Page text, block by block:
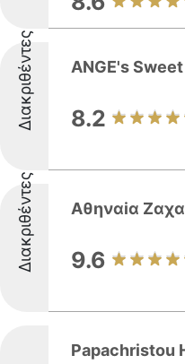
Διακριθέντες ANGE's
8.2
Διακριθέντες Αθηναiα
9.6
Papachristou